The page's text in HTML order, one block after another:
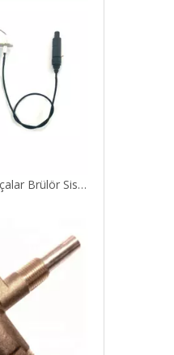
Gaz Isıtıcı Yedek Parçalar Brülör Sistem Kontrol Vanası Piezo Işdalı ve Pilot Montajlı